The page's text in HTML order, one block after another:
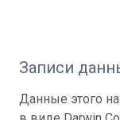
Записи
Данные этого